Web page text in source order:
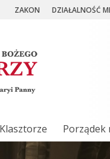
ZAKON DZIAŁALNOŚĆ
Porządek